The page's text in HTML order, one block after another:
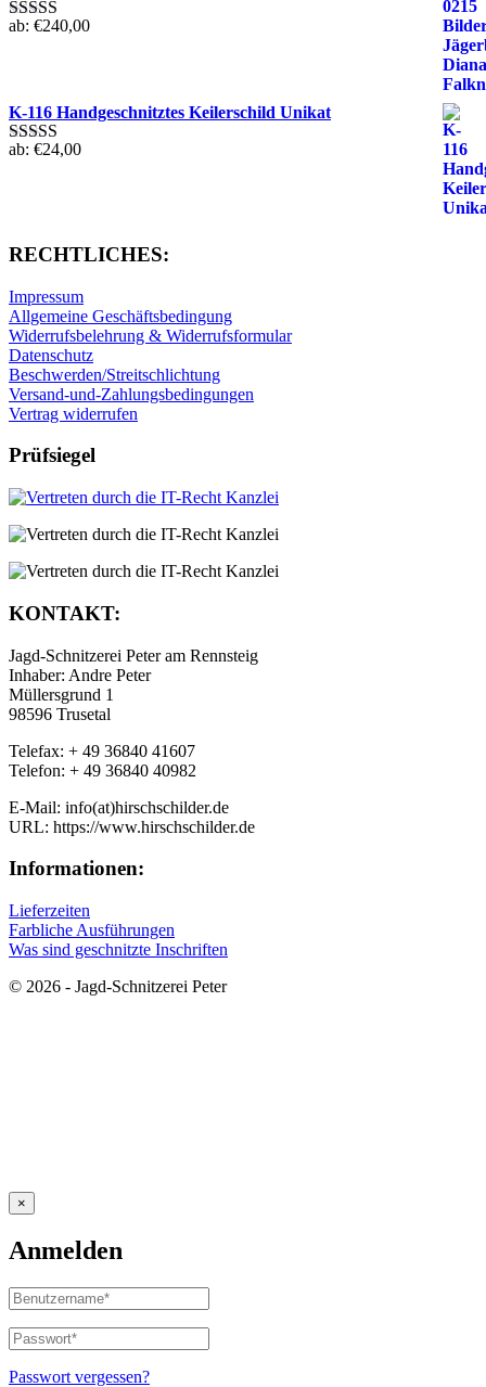
Bewertet mit
ab: €240,00
K-116 Handgeschnitztes Keilerschild Unikat
Bewertet mit
ab: €24,00
RECHTLICHES:
Impressum
Allgemeine Geschäftsbedingung
Widerrufsbelehrung & Widerrufsformular
Datenschutz
Beschwerden/Streitschlichtung
Versand-und-Zahlungsbedingungen
Vertrag widerrufen
Prüfsiegel
KONTAKT:
Jagd-Schnitzerei Peter am Rennsteig
Inhaber: Andre Peter
Müllersgrund 1
98596 Trusetal
Telefax: + 49 36840 41607
Telefon: + 49 36840 40982
E-Mail: info(at)hirschschilder.de
URL: https://www.hirschschilder.de
Informationen:
Lieferzeiten
Farbliche Ausführungen
Was sind geschnitzte Inschriften
© 2026 - Jagd-Schnitzerei Peter
×
Anmelden
Benutzername
oder
E-
Mail-
Adresse*
Passwort*
Erforderlich
Passwort vergessen?